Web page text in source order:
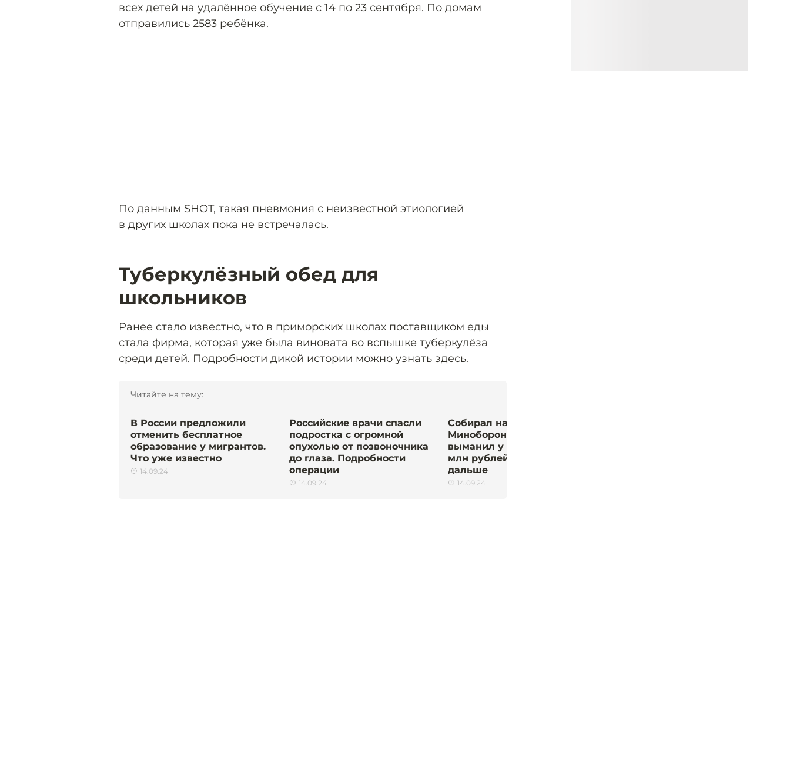
всех детей на удалённое обучение с 14 по 23 сентября. По домам
отправились 2583 ребёнка.
По данным SHOT, такая пневмония с неизвестной этиологией
в других школах пока не встречалась.
Туберкулёзный обед для
школьников
Ранее стало известно, что в приморских школах поставщиком еды
стала фирма, которая уже была виновата во вспышке туберкулёза
среди детей. Подробности дикой истории можно узнать здесь.
Читайте на тему:
В России предложили
отменить бесплатное
образование у мигрантов.
Что уже известно
14.09.24
Российские врачи спасли
подростка с огромной
опухолью от позвоночника
до глаза. Подробности
операции
14.09.24
Собирал на суд с
Минобороны: «ветеран СВО»
выманил у петербурженки 4
млн рублей. Что было
дальше
14.09.24